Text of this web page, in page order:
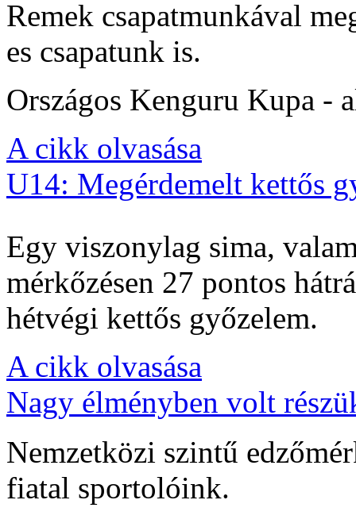
Remek csapatmunkával
es csapatunk is.
Országos Kenguru Kupa -
A cikk olvasása
U14: Megérdemelt kettős
Egy viszonylag sima,
mérkőzésen 27 pontos
hétvégi kettős győzelem.
A cikk olvasása
Nagy élményben volt
Nemzetközi szintű
fiatal sportolóink.